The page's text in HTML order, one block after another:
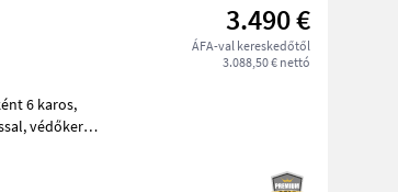
3.490 €
ÁFA-val kereskedőtől
3.088,50 € nettó